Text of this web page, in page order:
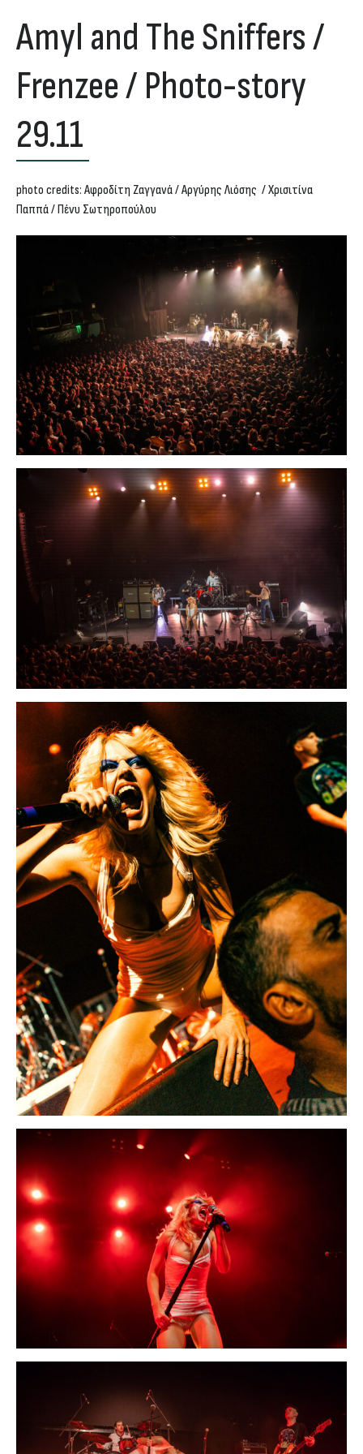
Amyl and The Sniffers /
Frenzee / Photo-story
29.11
photo credits: Αφροδίτη Ζαγγανά / Αργύρης Λιόσης / Χρισιτίνα
Παππά / Πένυ Σωτηροπούλου